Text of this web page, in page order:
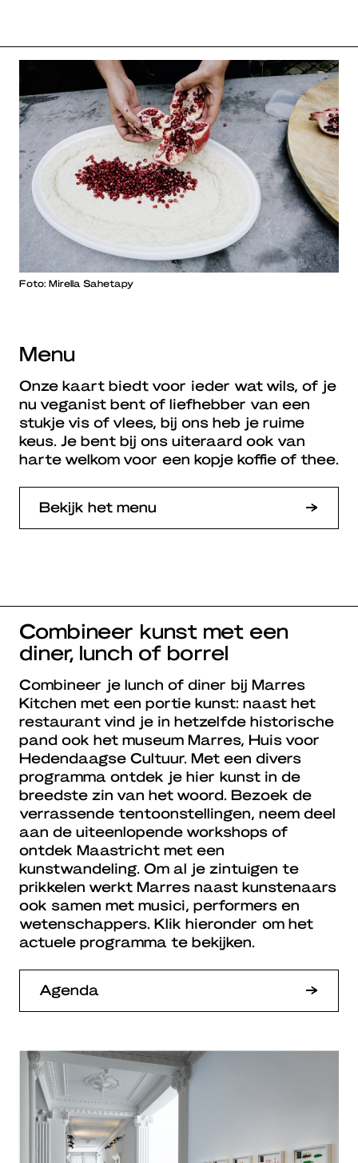
Foto: Mirella Sahetapy
Menu
Onze kaart biedt voor ieder wat wils, of je
nu veganist bent of liefhebber van een
stukje vis of vlees, bij ons heb je ruime
keus. Je bent bij ons uiteraard ook van
harte welkom voor een kopje koffie of thee.
Bekijk het menu
Combineer kunst met een
diner, lunch of borrel
Combineer je lunch of diner bij Marres
Kitchen met een portie kunst: naast het
restaurant vind je in hetzelfde historische
pand ook het museum Marres, Huis voor
Hedendaagse Cultuur. Met een divers
programma ontdek je hier kunst in de
breedste zin van het woord. Bezoek de
verrassende tentoonstellingen, neem deel
aan de uiteenlopende workshops of
ontdek Maastricht met een
kunstwandeling. Om al je zintuigen te
prikkelen werkt Marres naast kunstenaars
ook samen met musici, performers en
wetenschappers. Klik hieronder om het
actuele programma te bekijken.
Agenda